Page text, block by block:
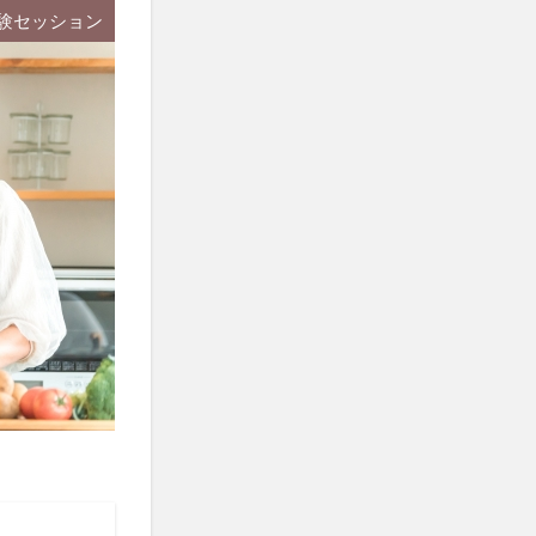
セッション